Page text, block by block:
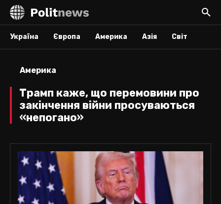
Україна Європа Америка Азія Світ
Америка
Трамп каже, що перемовини про
закінчення війни просуваються
«непогано»